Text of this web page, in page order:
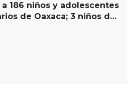
a 186 niños y adolescentes
de Oaxaca; 3 niños de